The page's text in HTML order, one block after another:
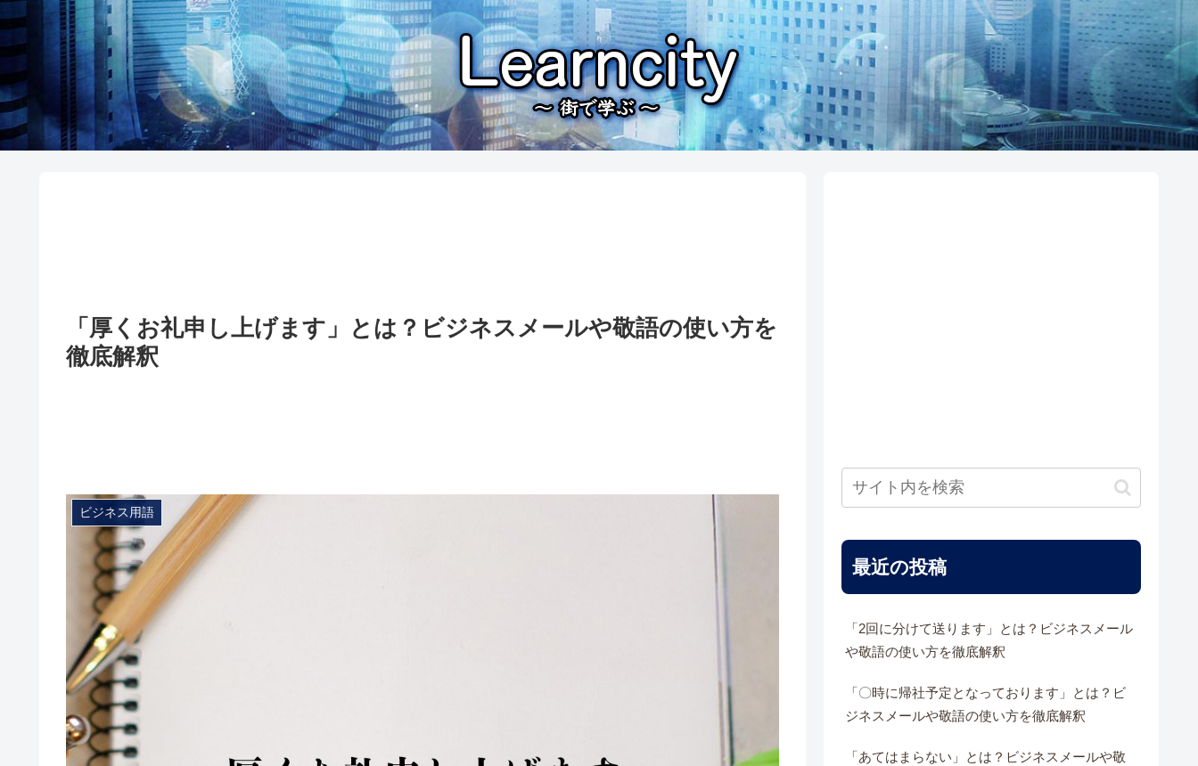
「厚くお礼申し上げます」とは？ビジネスメールや敬語の使い方を
徹底解釈
ビジネス用語
最近の投稿
「2回に分けて送ります」とは？ビジネスメール
や敬語の使い方を徹底解釈
「〇時に帰社予定となっております」とは？ビ
ジネスメールや敬語の使い方を徹底解釈
「あてはまらない」とは？ビジネスメールや敬